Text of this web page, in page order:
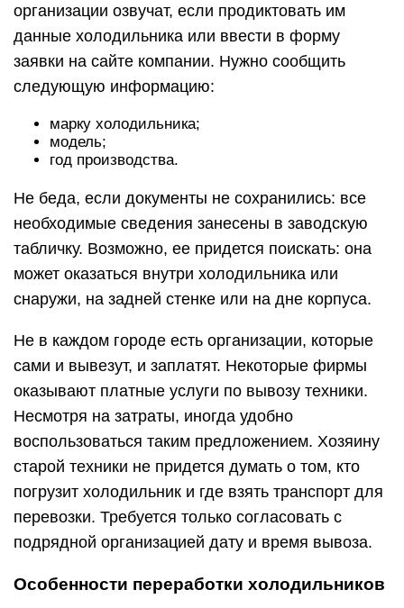
организации озвучат, если продиктовать им
данные холодильника или ввести в форму
заявки на сайте компании. Нужно сообщить
следующую информацию:
марку холодильника;
модель;
год производства.
Не беда, если документы не сохранились: все
необходимые сведения занесены в заводскую
табличку. Возможно, ее придется поискать: она
может оказаться внутри холодильника или
снаружи, на задней стенке или на дне корпуса.
Не в каждом городе есть организации, которые
сами и вывезут, и заплатят. Некоторые фирмы
оказывают платные услуги по вывозу техники.
Несмотря на затраты, иногда удобно
воспользоваться таким предложением. Хозяину
старой техники не придется думать о том, кто
погрузит холодильник и где взять транспорт для
перевозки. Требуется только согласовать с
подрядной организацией дату и время вывоза.
Особенности переработки холодильников